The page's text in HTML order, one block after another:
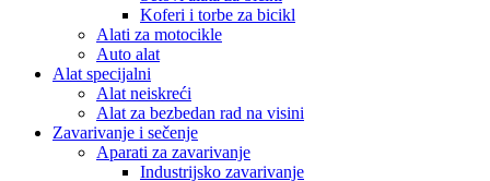
Koferi i torbe za bicikl
Alati za motocikle
Auto alat
Alat specijalni
Alat neiskreći
Alat za bezbedan rad na visini
Zavarivanje i sečenje
Aparati za zavarivanje
Industrijsko zavarivanje